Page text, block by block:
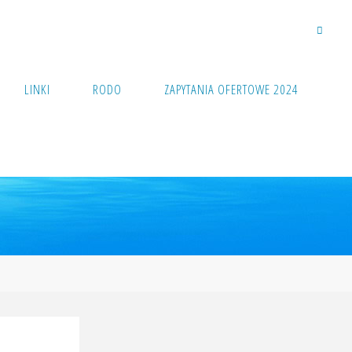
LINKI RODO ZAPYTANIA OFERTOWE 2024